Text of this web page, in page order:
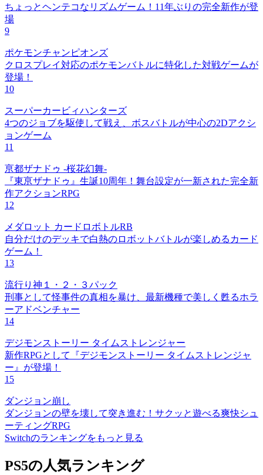
ちょっとヘンテコなリズムゲーム！11年ぶりの完全新作が登
場
9
ポケモンチャンピオンズ
クロスプレイ対応のポケモンバトルに特化した対戦ゲームが
登場！
10
スーパーカービィハンターズ
4つのジョブを駆使して戦え、ボスバトルが中心の2Dアクシ
ョンゲーム
11
亰都ザナドゥ -桜花幻舞-
『東亰ザナドゥ』生誕10周年！舞台設定が一新された完全新
作アクションRPG
12
メダロット カードロボトルRB
自分だけのデッキで白熱のロボットバトルが楽しめるカード
ゲーム！
13
流行り神１・２・３パック
刑事として怪事件の真相を暴け、最新機種で美しく甦るホラ
ーアドベンチャー
14
デジモンストーリー タイムストレンジャー
新作RPGとして『デジモンストーリー タイムストレンジャ
ー』が登場！
15
ダンジョン崩し
ダンジョンの壁を壊して突き進む！サクッと遊べる爽快シュ
ーティングRPG
Switchのランキングをもっと見る
PS5の人気ランキング